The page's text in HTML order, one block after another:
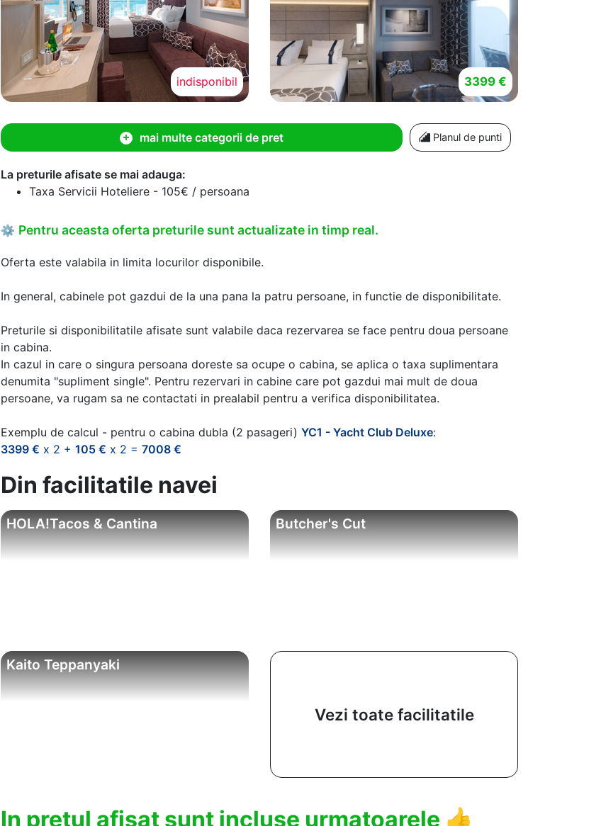
indisponibil 3399 €
mai multe categorii de pret Planul de punti
La preturile afisate se mai adauga:
Taxa Servicii Hoteliere - 105€ / persoana
⚙ Pentru aceasta oferta preturile sunt actualizate in timp real.
Oferta este valabila in limita locurilor disponibile.
In general, cabinele pot gazdui de la una pana la patru persoane, in functie de disponibilitate.
Preturile si disponibilitatile afisate sunt valabile daca rezervarea se face pentru doua persoane
in cabina.
In cazul in care o singura persoana doreste sa ocupe o cabina, se aplica o taxa suplimentara
denumita "supliment single". Pentru rezervari in cabine care pot gazdui mai mult de doua
persoane, va rugam sa ne contactati in prealabil pentru a verifica disponibilitatea.
Exemplu de calcul - pentru o cabina dubla (2 pasageri) YC1 - Yacht Club Deluxe:
3399 € x 2 + 105 € x 2 = 7008 €
Din facilitatile navei
HOLA!Tacos & Cantina Butcher's Cut
Kaito Teppanyaki
Vezi toate facilitatile
In pretul afisat sunt incluse urmatoarele 👍